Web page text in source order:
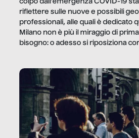
colpo dall’emergenza COVID-19
riflettere sulle nuove e possibili
professionali, alle quali è dedicato
Milano non è più il miraggio di prima
bisogno: o adesso si riposiziona